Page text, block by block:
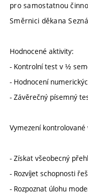
pro samostatnou
Směrnici děkana
Hodnocené aktivity:
- Kontrolní test v ½
- Hodnocení
- Závěrečný písemný
Vymezení
- Získat všeobecný
- Rozvíjet schopnosti
- Rozpoznat úlohu